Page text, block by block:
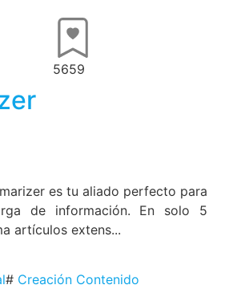
5659
es tu aliado perfecto para
de información. En solo 5
artículos extens...
# Creación Contenido